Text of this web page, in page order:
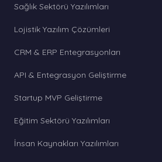
Sağlık Sektörü Yazılımları
Lojistik Yazılım Çözümleri
CRM & ERP Entegrasyonları
API & Entegrasyon Geliştirme
Startup MVP Geliştirme
Eğitim Sektörü Yazılımları
İnsan Kaynakları Yazılımları